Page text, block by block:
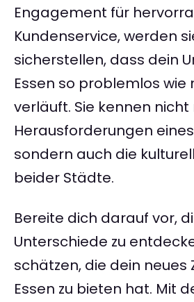
Engagement für
Kundenservice, werden
sicherstellen, dass dein
Essen so problemlos wie
verläuft. Sie kennen nicht
Herausforderungen
sondern auch die
beider Städte.
Bereite dich darauf vor,
Unterschiede zu
schätzen, die dein neues
Essen zu bieten hat. Mit